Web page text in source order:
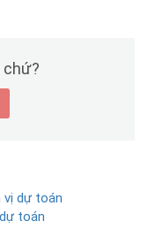
chứ?
vị dự toán
toán